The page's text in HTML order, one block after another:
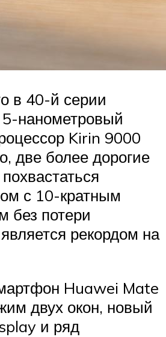
в 40-й серии
нанометровый
Kirin 9000
две более дорогие
с 10-кратным
без потери
рекордом на
Huawei Mate
двух окон, новый
и ряд